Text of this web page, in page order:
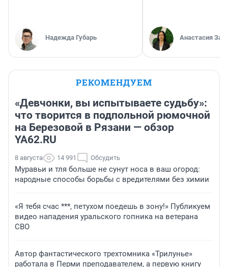
Надежда Губарь Анастасия
РЕКОМЕНДУЕМ
«Девчонки, вы испытываете судьбу»:
что творится в подпольной рюмочной
на Березовой в Рязани — обзор
YA62.RU
8 августа 14 991 Обсудить
Муравьи и тля больше не сунут носа в ваш огород:
народные способы борьбы с вредителями без химии
«Я тебя счас ***, петухом поедешь в зону!» Публикуем
видео нападения уральского гопника на ветерана
СВО
Автор фантастического трехтомника «Трилунье»
работала в Перми преподавателем, а первую книгу